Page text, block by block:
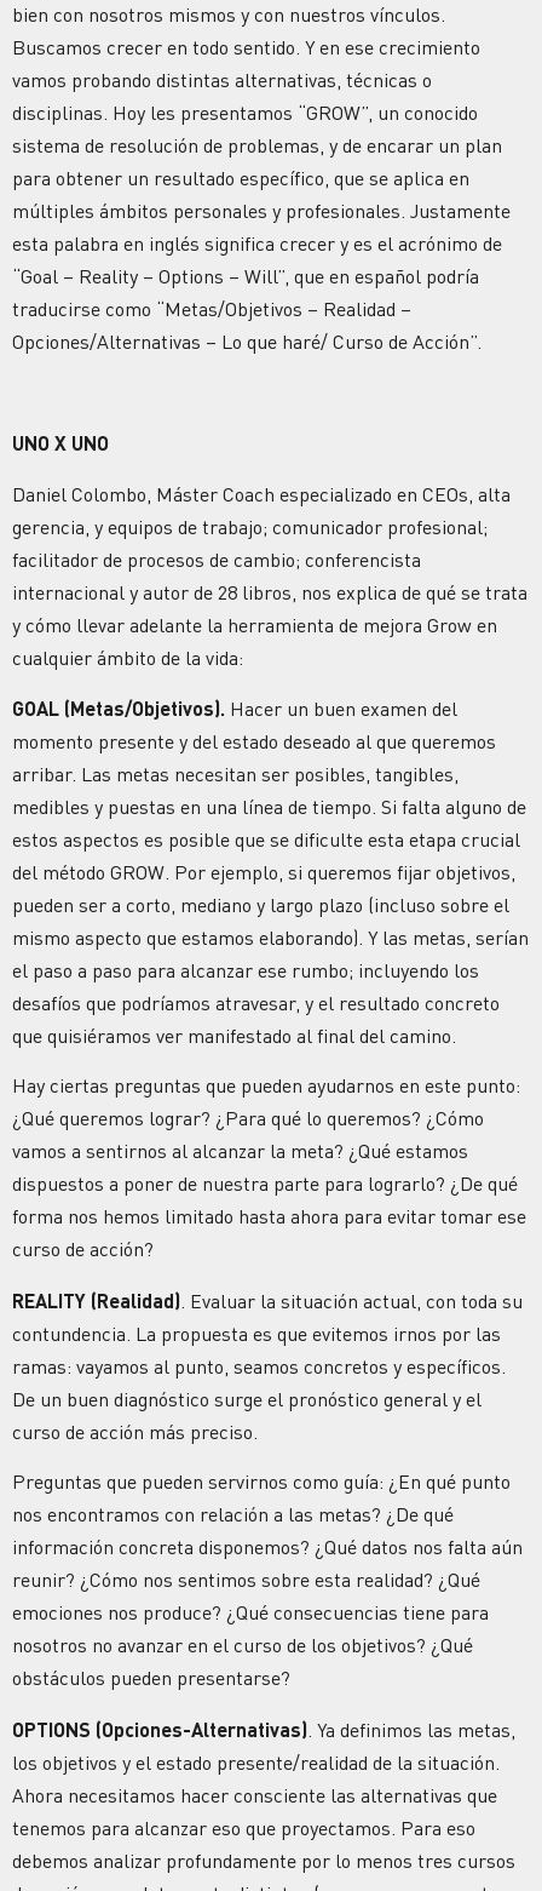
bien con nosotros mismos y con nuestros vínculos.
Buscamos crecer en todo sentido. Y en ese crecimiento
vamos probando distintas alternativas, técnicas o
disciplinas. Hoy les presentamos “GROW”, un conocido
sistema de resolución de problemas, y de encarar un plan
para obtener un resultado específico, que se aplica en
múltiples ámbitos personales y profesionales. Justamente
esta palabra en inglés significa crecer y es el acrónimo de
“Goal – Reality – Options – Will”, que en español podría
traducirse como “Metas/Objetivos – Realidad –
Opciones/Alternativas – Lo que haré/ Curso de Acción”.
UNO X UNO
Daniel Colombo, Máster Coach especializado en CEOs, alta
gerencia, y equipos de trabajo; comunicador profesional;
facilitador de procesos de cambio; conferencista
internacional y autor de 28 libros, nos explica de qué se trata
y cómo llevar adelante la herramienta de mejora Grow en
cualquier ámbito de la vida:
GOAL (Metas/Objetivos). Hacer un buen examen del
momento presente y del estado deseado al que queremos
arribar. Las metas necesitan ser posibles, tangibles,
medibles y puestas en una línea de tiempo. Si falta alguno de
estos aspectos es posible que se dificulte esta etapa crucial
del método GROW. Por ejemplo, si queremos fijar objetivos,
pueden ser a corto, mediano y largo plazo (incluso sobre el
mismo aspecto que estamos elaborando). Y las metas, serían
el paso a paso para alcanzar ese rumbo; incluyendo los
desafíos que podríamos atravesar, y el resultado concreto
que quisiéramos ver manifestado al final del camino.
Hay ciertas preguntas que pueden ayudarnos en este punto:
¿Qué queremos lograr? ¿Para qué lo queremos? ¿Cómo
vamos a sentirnos al alcanzar la meta? ¿Qué estamos
dispuestos a poner de nuestra parte para lograrlo? ¿De qué
forma nos hemos limitado hasta ahora para evitar tomar ese
curso de acción?
REALITY (Realidad) . Evaluar la situación actual, con toda su
contundencia. La propuesta es que evitemos irnos por las
ramas: vayamos al punto, seamos concretos y específicos.
De un buen diagnóstico surge el pronóstico general y el
curso de acción más preciso.
Preguntas que pueden servirnos como guía: ¿En qué punto
nos encontramos con relación a las metas? ¿De qué
información concreta disponemos? ¿Qué datos nos falta aún
reunir? ¿Cómo nos sentimos sobre esta realidad? ¿Qué
emociones nos produce? ¿Qué consecuencias tiene para
nosotros no avanzar en el curso de los objetivos? ¿Qué
obstáculos pueden presentarse?
OPTIONS (Opciones-Alternativas) . Ya definimos las metas,
los objetivos y el estado presente/realidad de la situación.
Ahora necesitamos hacer consciente las alternativas que
tenemos para alcanzar eso que proyectamos. Para eso
debemos analizar profundamente por lo menos tres cursos